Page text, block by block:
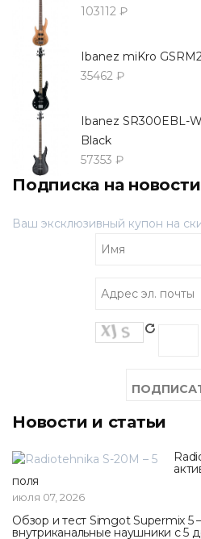
103112 ₽
Ibanez miKro
35462 ₽
Ibanez SR300EBL-
Black
57353 ₽
Подписка на
Ваш эксклюзивный купон на
Новости и статьи
поля
июля 07, 2026
Обзор и тест Simgot Supermix 5
внутриканальные наушники с 5